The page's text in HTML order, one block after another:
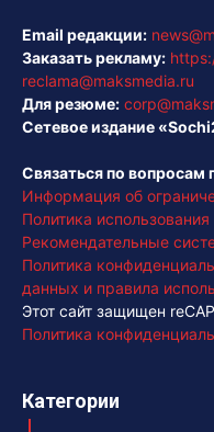
Email редакции:
Заказать рекламу:
reclama@maksmedia.ru
Для резюме:
Сетевое издание
Связаться по вопросам
Информация об
Политика
Рекомендательные
Политика
данных и правила
Этот сайт защищен
Политика
Категории